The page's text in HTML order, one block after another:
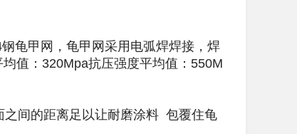
龟甲网，龟甲网采用电弧焊焊接，焊
值：320Mpa抗压强度平均值：550M
间的距离足以让耐磨涂料 包覆住龟